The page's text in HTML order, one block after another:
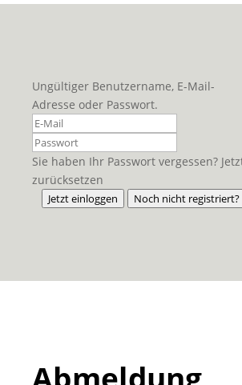
Ungültiger Benutzername, E-Mail-
Adresse oder Passwort.
Sie haben Ihr Passwort vergessen?
zurücksetzen
Jetzt einloggen Noch nicht registriert?